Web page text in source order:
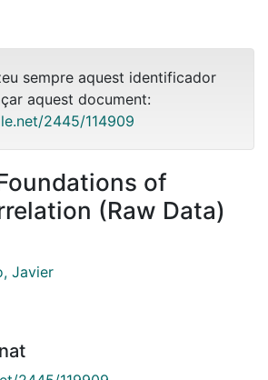
sempre aquest identificador
aquest document:
2445/114909
of
(Raw Data)
Javier